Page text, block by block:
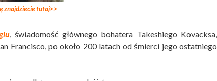
znajdziecie tutaj>>
, świadomość głównego bohatera Takeshiego Kovacksa,
Francisco, po około 200 latach od śmierci jego ostatniego